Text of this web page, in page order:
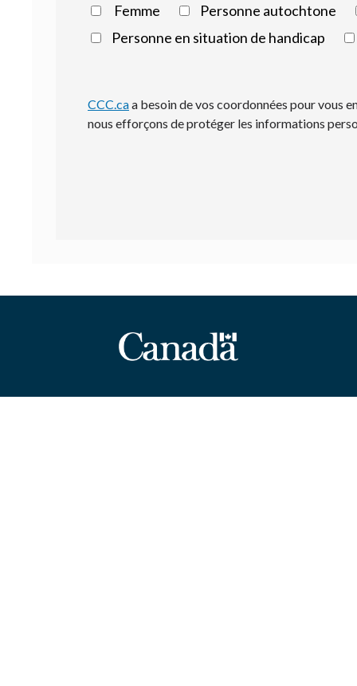
Femme
Personne autochtone
Personne en situation de handicap
CCC.caa besoin de vos coordonnées pour vous
nous efforçons de protéger les informations